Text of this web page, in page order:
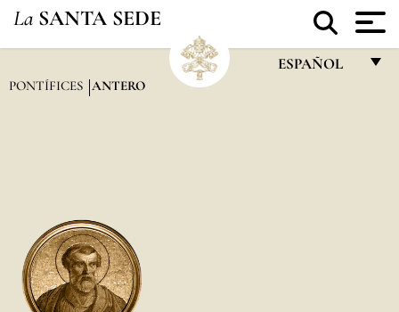
La SANTA SEDE
ESPAÑOL
PONTÍFICES ANTERO